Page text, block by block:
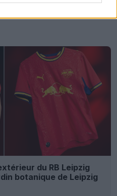
du RB Leipzig
botanique de Leipzig